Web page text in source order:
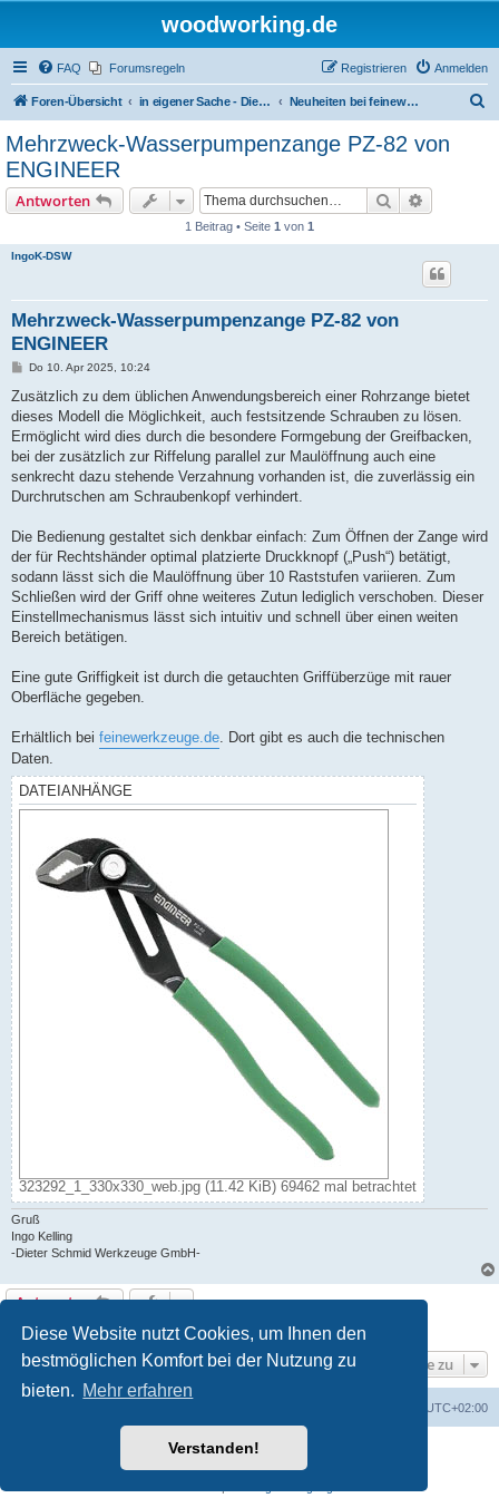
Diese Website nutzt Cookies, um Ihnen den
bestmöglichen Komfort bei der Nutzung zu
bieten. Mehr erfahren
Verstanden!
woodworking.de
FAQ Forumsregeln Anmelden
Registrieren
Foren-Übersicht in eigener Sache - Dieter Schmid Werkzeuge GmbH Neuheiten bei feinewerkzeuge.de
Mehrzweck-Wasserpumpenzange PZ-82 von
ENGINEER
Antworten Suche
1 Beitrag • Seite 1 von 1
IngoK-DSW
Mehrzweck-Wasserpumpenzange PZ-82 von
ENGINEER
B
i
r
a
Do 10. Apr 2025, 10:24
Zusätzlich zu dem üblichen Anwendungsbereich einer Rohrzange bietet
dieses Modell die Möglichkeit, auch festsitzende Schrauben zu lösen.
Ermöglicht wird dies durch die besondere Formgebung der Greifbacken,
bei der zusätzlich zur Riffelung parallel zur Maulöffnung auch eine
senkrecht dazu stehende Verzahnung vorhanden ist, die zuverlässig ein
Durchrutschen am Schraubenkopf verhindert.
Die Bedienung gestaltet sich denkbar einfach: Zum Öffnen der Zange wird
der für Rechtshänder optimal platzierte Druckknopf („Push“) betätigt,
sodann lässt sich die Maulöffnung über 10 Raststufen variieren. Zum
Schließen wird der Griff ohne weiteres Zutun lediglich verschoben. Dieser
Einstellmechanismus lässt sich intuitiv und schnell über einen weiten
Bereich betätigen.
Eine gute Griffigkeit ist durch die getauchten Griffüberzüge mit rauer
Oberfläche gegeben.
Erhältlich bei feinewerkzeuge.de. Dort gibt es auch die technischen
Daten.
DATEIANHÄNGE
323292_1_330x330_web.jpg (11.42 KiB) 69462 mal betrachtet
Gruß
Ingo Kelling
-Dieter Schmid Werkzeuge GmbH-
Antworten
1 Beitrag • Seite1von1
Gehe zu
UTC+02:00
Powered byphpBB® Forum Software © phpBB Limited
Deutsche Übersetzung durchphpBB.de